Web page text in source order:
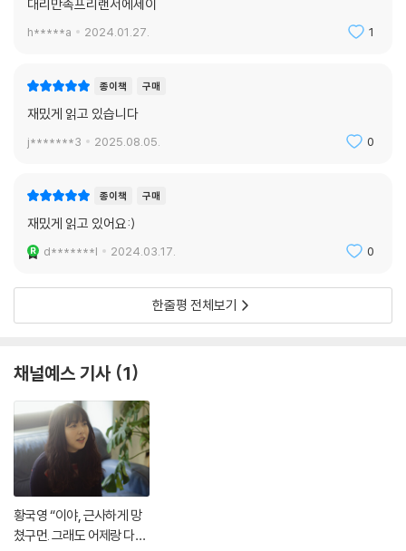
대리만족프리랜서에세이
h*****a 2024.01.27. 1
종이책 구매
재밌게 읽고 있습니다
j*******3 2025.08.05. 0
종이책 구매
재밌게 읽고 있어요:)
d*******l 2024.03.17. 0
한줄평 전체보기
채널예스 기사 1
황국영 “이야, 근사하게 망
쳤구먼. 그래도 어제랑 다른